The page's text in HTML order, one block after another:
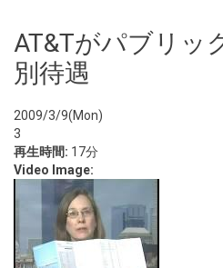
AT&Tがパブリッ
別待遇
2009/3/9(Mon)
3
再生時間: 17分
Video Image: